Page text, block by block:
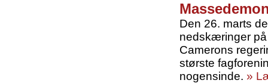
Den 26. marts
nedskæringer
Camerons
største
nogensinde. »